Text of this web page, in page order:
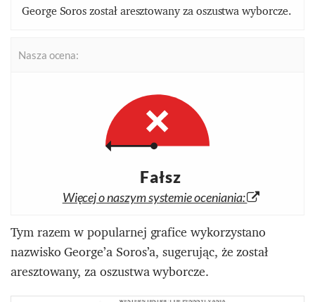
George Soros został aresztowany za oszustwa wyborcze.
Nasza ocena:
Fałsz
Więcej o naszym systemie oceniania:
Tym razem w popularnej grafice wykorzystano
nazwisko George’a Soros’a, sugerując, że został
aresztowany, za oszustwa wyborcze.